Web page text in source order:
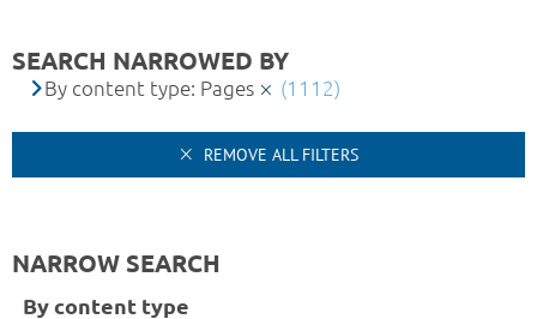
SEARCH NARROWED BY
By content type: Pages (1112)
REMOVE ALL FILTERS
NARROW SEARCH
By content type